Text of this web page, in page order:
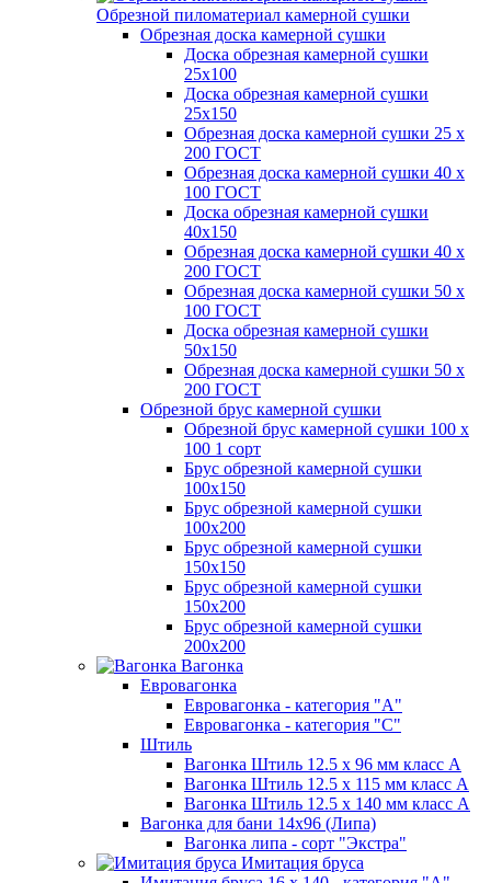
Обрезной пиломатериал камерной сушки
Обрезная доска камерной сушки
Доска обрезная камерной сушки
25х100
Доска обрезная камерной сушки
25х150
Обрезная доска камерной сушки 25 х
200 ГОСТ
Обрезная доска камерной сушки 40 х
100 ГОСТ
Доска обрезная камерной сушки
40х150
Обрезная доска камерной сушки 40 х
200 ГОСТ
Обрезная доска камерной сушки 50 х
100 ГОСТ
Доска обрезная камерной сушки
50х150
Обрезная доска камерной сушки 50 х
200 ГОСТ
Обрезной брус камерной сушки
Обрезной брус камерной сушки 100 х
100 1 сорт
Брус обрезной камерной сушки
100х150
Брус обрезной камерной сушки
100х200
Брус обрезной камерной сушки
150х150
Брус обрезной камерной сушки
150х200
Брус обрезной камерной сушки
200х200
Вагонка
Евровагонка
Евровагонка - категория "А"
Евровагонка - категория "С"
Штиль
Вагонка Штиль 12.5 х 96 мм класс А
Вагонка Штиль 12.5 х 115 мм класс А
Вагонка Штиль 12.5 х 140 мм класс А
Вагонка для бани 14х96 (Липа)
Вагонка липа - сорт "Экстра"
Имитация бруса